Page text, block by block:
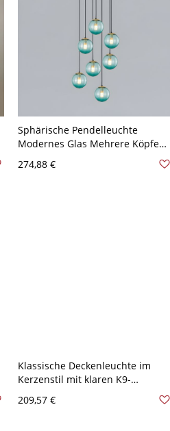
Sphärische Pendelleuchte
Modernes Glas Mehrere Köpfe
Abwärtslampe für Wohnzimmer -
110V-120V Blau 7
274,88 €
Klassische Deckenleuchte im
Kerzenstil mit klaren K9-
Kristallen und Glasanhängern -
110V-120V Transparenz 8
209,57 €